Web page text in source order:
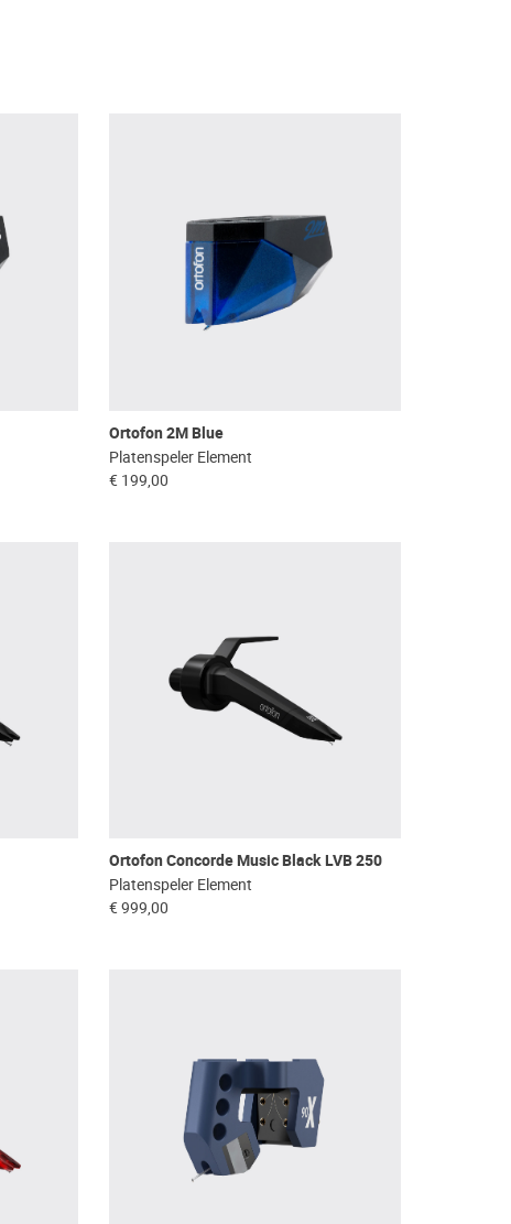
Ortofon 2M Blue
Platenspeler Element
€ 199,00
Ortofon Concorde Music Black LVB 250
Platenspeler Element
€ 999,00